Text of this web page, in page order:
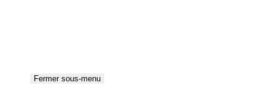
Fermer sous-menu